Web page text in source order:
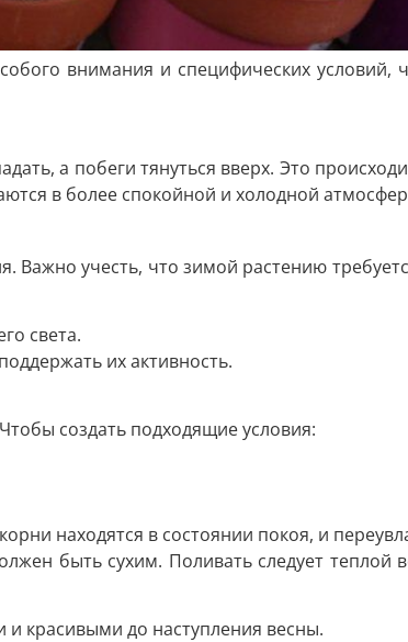
внимания и специфических условий,
а побеги тянуться вверх. Это
в более спокойной и холодной
учесть, что зимой растению
света.
их активность.
создать подходящие условия:
находятся в состоянии покоя, и
быть сухим. Поливать следует теплой
красивыми до наступления весны.